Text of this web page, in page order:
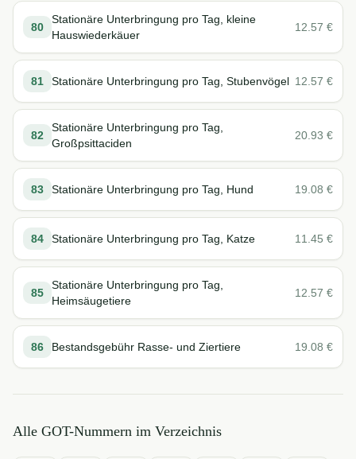
80
Stationäre Unterbringung pro Tag, kleine
Hauswiederkäuer
12.57 €
81 Stationäre Unterbringung pro Tag, Stubenvögel 12.57 €
82
Stationäre Unterbringung pro Tag,
Großpsittaciden
20.93 €
83 Stationäre Unterbringung pro Tag, Hund 19.08 €
84 Stationäre Unterbringung pro Tag, Katze 11.45 €
85
Stationäre Unterbringung pro Tag,
Heimsäugetiere
12.57 €
86 Bestandsgebühr Rasse- und Ziertiere 19.08 €
Alle GOT-Nummern im Verzeichnis